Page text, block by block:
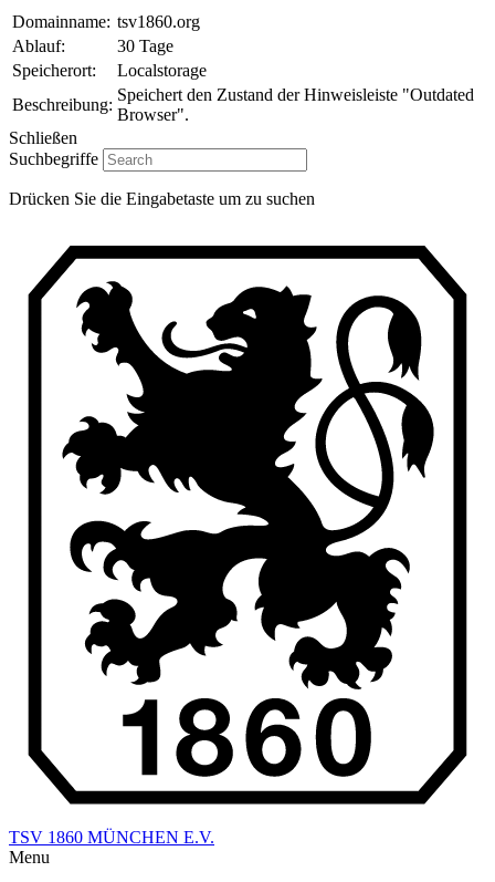
Domainname: tsv1860.org
Ablauf:
30 Tage
Speicherort:
Localstorage
Beschreibung:
Speichert den Zustand der Hinweisleiste "Outdated
Browser".
Schließen
Suchbegriffe
Drücken Sie die Eingabetaste um zu suchen
TSV 1860 MÜNCHEN E.V.
Menu